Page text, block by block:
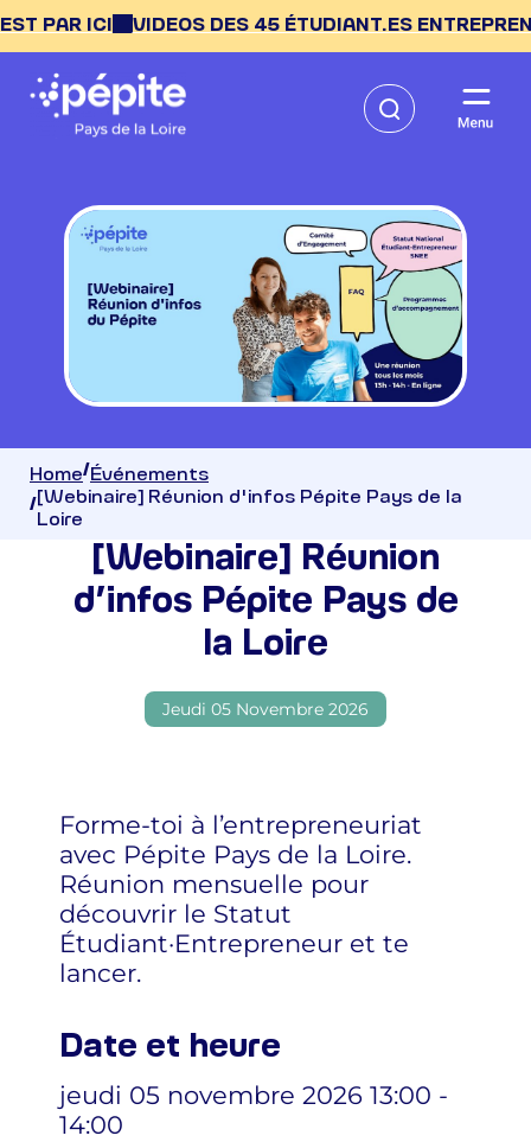
ICI VIDEOS DES 45 ÉTUDIANT.ES
Home Événements
[Webinaire] Réunion d'infos Pépite Pays de la
Loire
[Webinaire] Réunion
d’infos Pépite Pays de
la Loire
Jeudi 05 Novembre 2026
Forme-toi à l’entrepreneuriat
avec Pépite Pays de la Loire.
Réunion mensuelle pour
découvrir le Statut
Étudiant·Entrepreneur et te
lancer.
Date et heure
jeudi 05 novembre 2026 13:00 -
14:00